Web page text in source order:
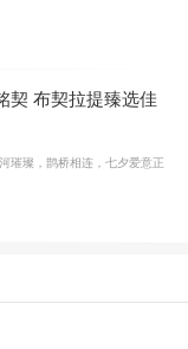
系列
，Étoilée系列孕
先生敏锐的创作
或白K金细线编织
图案。这一工艺
感。Étoilée系列
契 布契拉提臻选佳
璀璨，鹊桥相连，七夕爱意正